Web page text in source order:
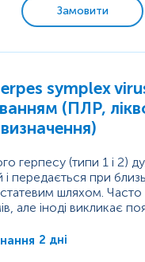
дослідження
та важкі метали
Замовити
symplex
(ПЛР,
визначення)
герпесу (типи 1 і 2)
передається при
шляхом. Часто
але іноді викликає
(губи, рот,
2 дні